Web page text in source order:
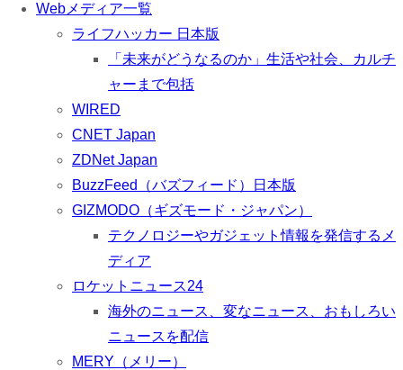
Webメディア一覧
ライフハッカー 日本版
「未来がどうなるのか」生活や社会、カルチ
ャーまで包括
WIRED
CNET Japan
ZDNet Japan
BuzzFeed（バズフィード）日本版
GIZMODO（ギズモード・ジャパン）
テクノロジーやガジェット情報を発信するメ
ディア
ロケットニュース24
海外のニュース、変なニュース、おもしろい
ニュースを配信
MERY（メリー）